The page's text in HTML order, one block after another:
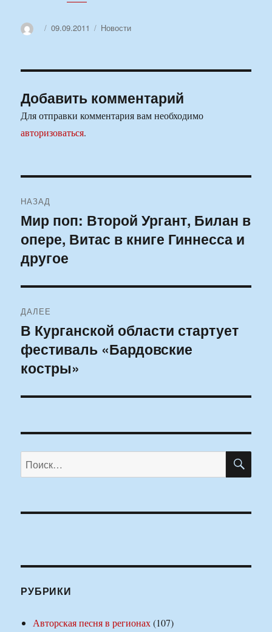
АвторОпубликовано
09.09.2011 Рубрики
Новости
Добавить комментарий
Для отправки комментария вам необходимо
авторизоваться.
по
записям
НАЗАД
Предыдущая
запись:
Мир поп: Второй Ургант, Билан в
опере, Витас в книге Гиннесса и
другое
ДАЛЕЕ
Следующая
запись:
В Курганской области стартует
фестиваль «Бардовские
костры»
Искать:
РУБРИКИ
Авторская песня в регионах(107)